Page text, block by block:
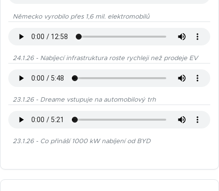
Německo vyrobilo přes 1,6 mil. elektromobilů
24.1.26 - Nabíjecí infrastruktura roste rychleji než prodeje EV
23.1.26 - Dreame vstupuje na automobilový trh
23.1.26 - Co přináší 1000 kW nabíjení od BYD